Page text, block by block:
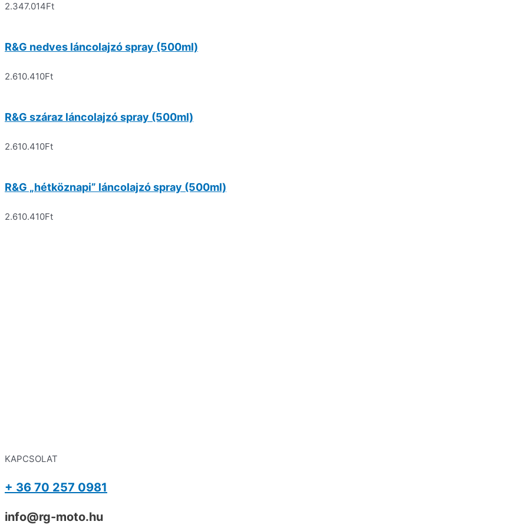
2.347.014Ft
R&G nedves láncolajzó spray (500ml)
2.610.410Ft
R&G száraz láncolajzó spray (500ml)
2.610.410Ft
R&G „hétköznapi” láncolajzó spray (500ml)
2.610.410Ft
KAPCSOLAT
+ 36 70 257 0981
info@rg-moto.hu